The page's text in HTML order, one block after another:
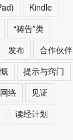
Kindle
“祷告”类
发布
合作伙伴
提示与窍门
网络
见证
读经计划